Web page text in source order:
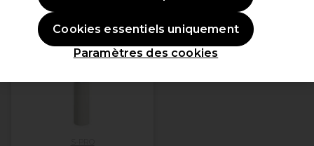
Paramètres des cookies
Cookies essentiels uniquement